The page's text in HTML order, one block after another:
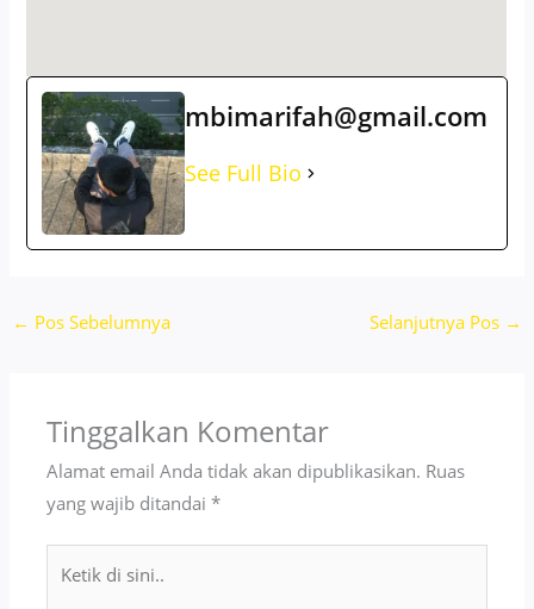
mbimarifah@gmail.com
See Full Bio
← Pos Sebelumnya Selanjutnya Pos →
Tinggalkan Komentar
Alamat email Anda tidak akan dipublikasikan. Ruas
yang wajib ditandai*